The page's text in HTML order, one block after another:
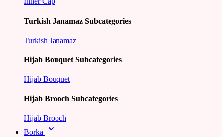
Turkish Janamaz Subcategories
Turkish Janamaz
Hijab Bouquet Subcategories
Hijab Bouquet
Hijab Brooch Subcategories
Hijab Brooch
Borka